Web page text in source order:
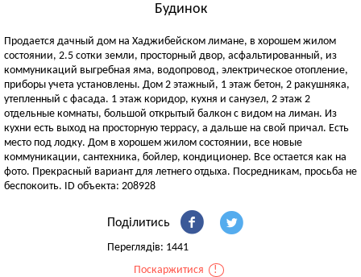
Будинок
Продается дачный дом на Хаджибейском лимане, в хорошем жилом
состоянии, 2.5 сотки земли, просторный двор, асфальтированный, из
коммуникаций выгребная яма, водопровод, электрическое отопление,
приборы учета установлены. Дом 2 этажный, 1 этаж бетон, 2 ракушняка,
утепленный с фасада. 1 этаж коридор, кухня и санузел, 2 этаж 2
отдельные комнаты, большой открытый балкон с видом на лиман. Из
кухни есть выход на просторную террасу, а дальше на свой причал. Есть
место под лодку. Дом в хорошем жилом состоянии, все новые
коммуникации, сантехника, бойлер, кондиционер. Все остается как на
фото. Прекрасный вариант для летнего отдыха. Посредникам, просьба не
беспокоить. ID объекта: 208928
Поділитись
Переглядів: 1441
Поскаржитися
!